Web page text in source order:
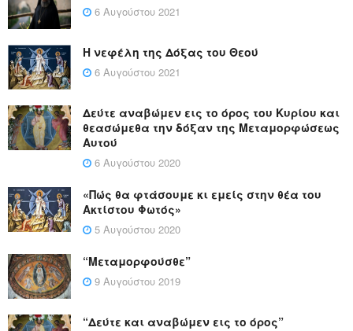
6 Αυγούστου 2021
Η νεφέλη της Δόξας του Θεού
6 Αυγούστου 2021
Δεύτε αναβώμεν εις το όρος του Κυρίου και
θεασώμεθα την δόξαν της Μεταμορφώσεως
Αυτού
6 Αυγούστου 2020
«Πώς θα φτάσουμε κι εμείς στην θέα του
Ακτίστου Φωτός»
5 Αυγούστου 2020
“Μεταμορφούσθε”
9 Αυγούστου 2019
“Δεύτε και αναβώμεν εις το όρος”